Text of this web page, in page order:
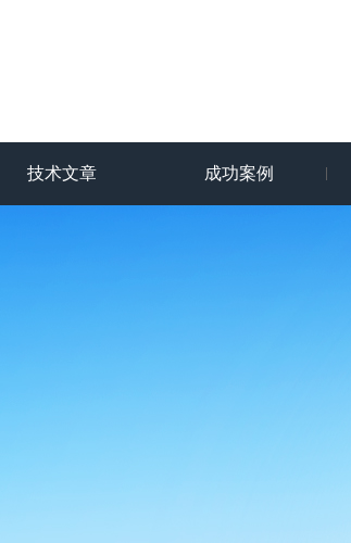
技术文章 成功案例